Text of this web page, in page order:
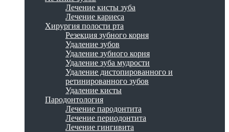
Лечение кисты зуба
Лечение кариеса
Хирургия полости рта
Резекция зубного корня
Удаление зубов
Удаление зубного корня
Удаление зуба мудрости
Удаление дистопированного и
ретинированного зубов
Удаление кисты
Пародонтология
Лечение пародонтита
Лечение периодонтита
Лечение гингивита